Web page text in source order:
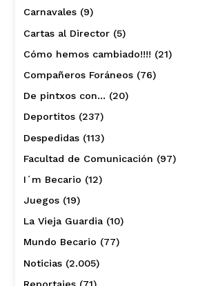
Carnavales(9)
Cartas al Director(5)
Cómo hemos cambiado!!!! (21)
Compañeros Foráneos(76)
De pintxos con… (20)
Deportitos(237)
Despedidas(113)
Facultad de Comunicación (97)
I´m Becario (12)
Juegos(19)
La Vieja Guardia(10)
Mundo Becario (77)
Noticias(2.005)